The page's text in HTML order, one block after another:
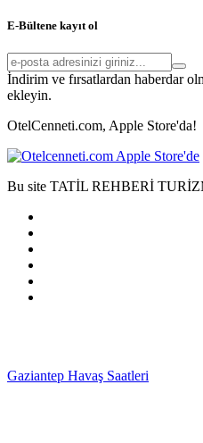
E-Bültene kayıt ol
İndirim ve fırsatlardan haberdar
ekleyin.
OtelCenneti.com, Apple Store'da!
Bu site TATİL REHBERİ TURİZM
Gaziantep Havaş Saatleri